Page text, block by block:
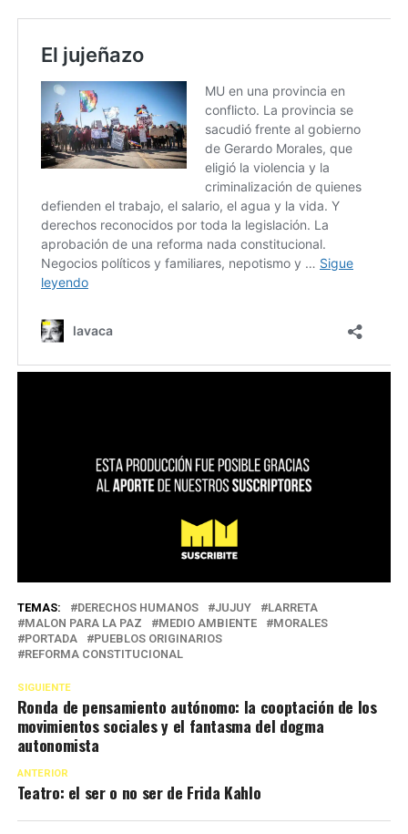
TEMAS: DERECHOS HUMANOS JUJUY
LARRETA
MALON PARA LA PAZ
MEDIO AMBIENTE
MORALES
PORTADA
PUEBLOS ORIGINARIOS
REFORMA CONSTITUCIONAL
SIGUIENTE
Ronda de pensamiento autónomo: la cooptación de los
movimientos sociales y el fantasma del dogma
autonomista
ANTERIOR
Teatro: el ser o no ser de Frida Kahlo